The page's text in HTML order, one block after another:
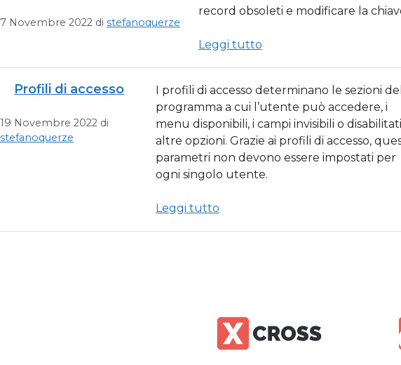
7 Novembre 2022 di stefanoquerze
record obsoleti e modificare la
Leggi tutto
Profili di accesso
19 Novembre 2022 di
stefanoquerze
I profili di accesso determinano le sezioni del
programma a cui l’utente può accedere, i
menu disponibili, i campi invisibili o
altre opzioni. Grazie ai profili di accesso,
parametri non devono essere impostati per
ogni singolo utente.
Leggi tutto